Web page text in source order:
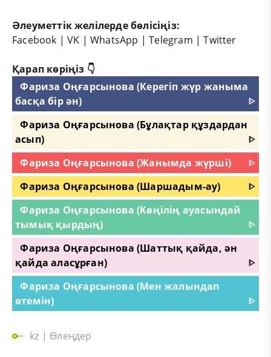
Әлеуметтік желілерде бөлісіңіз:
Facebook |VK |WhatsApp |Telegram |Twitter
Қарап көріңіз 👇
Фариза Оңғарсынова (Керегіп жүр жаныма
басқа бір ән)
ᐈ
Фариза Оңғарсынова (Бұлақтар құздардан
асып)
ᐈ
Фариза Оңғарсынова (Жанымда жүрші)
ᐈ
Фариза Оңғарсынова (Шаршадым-ау)
ᐈ
Фариза Оңғарсынова (Көңілің ауасындай
тымық қырдың)
ᐈ
Фариза Оңғарсынова (Шаттық қайда, ән
қайда аласұрған)
ᐈ
Фариза Оңғарсынова (Мен жалындап
өтемін)
ᐈ
kz | Өлеңдер